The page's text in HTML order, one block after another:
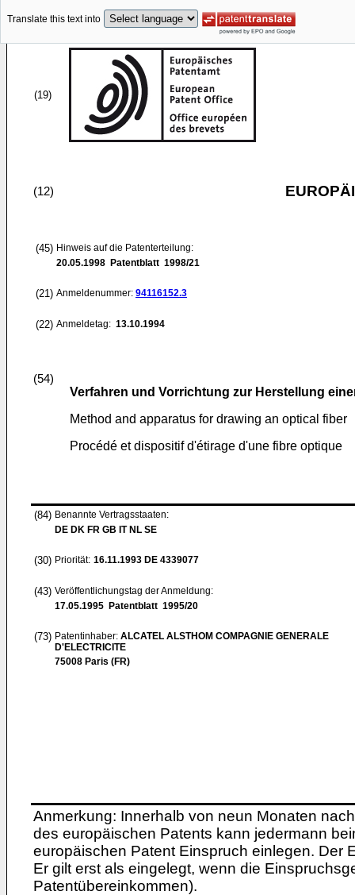
Translate this text into
(19)
(12)
(45) Hinweis auf die Patenterteilung:
20.05.1998 Patentblatt 1998/21
(21) Anmeldenummer: 94116152.3
(22) Anmeldetag: 13.10.1994
(54)
Verfahren und Vorrichtung zur Herstellung
Method and apparatus for drawing an optical fiber
Procédé et dispositif d'étirage d'une fibre optique
(84) Benannte Vertragsstaaten:
DE DK FR GB IT NL SE
(30) Priorität: 16.11.1993 DE 4339077
(43) Veröffentlichungstag der Anmeldung:
17.05.1995 Patentblatt 1995/20
(73) Patentinhaber: ALCATEL ALSTHOM COMPAGNIE GENERALE
D'ELECTRICITE
75008 Paris (FR)
Anmerkung: Innerhalb von neun Monaten
des europäischen Patents kann jedermann
europäischen Patent Einspruch einlegen. Der
Er gilt erst als eingelegt, wenn die
Patentübereinkommen).